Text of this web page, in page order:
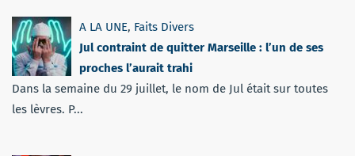
A LA UNE, Faits Divers
Jul contraint de quitter Marseille : l’un de ses
proches l’aurait trahi
Dans la semaine du 29 juillet, le nom de Jul était sur toutes
les lèvres. P...